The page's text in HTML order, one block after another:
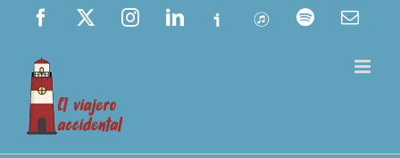
Saltar
contenido
Facebook InstagramLinkedIn
Ivoox ITunes Spotify